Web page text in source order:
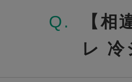
Q.
【
レ 冷